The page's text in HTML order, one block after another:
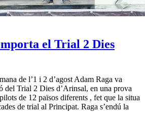
el Trial 2 Dies
de l’1 i 2 d’agost Adam Raga va
del Trial 2 Dies d’Arinsal, en una prova
de 12 països diferents , fet que la situa
de trial al Principat. Raga s’endú la